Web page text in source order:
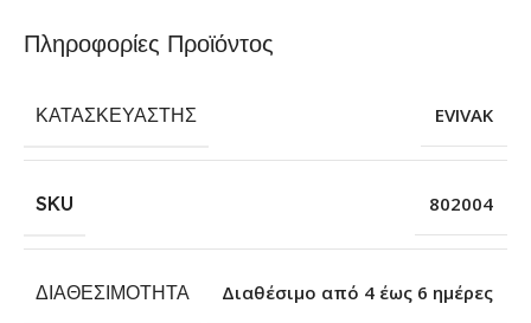
Πληροφορίες Προϊόντος
ΚΑΤΑΣΚΕΥΑΣΤΉΣ EVIVAK
SKU 802004
ΔΙΑΘΕΣΙΜΌΤΗΤΑ Διαθέσιμο από 4 έως 6 ημέρες